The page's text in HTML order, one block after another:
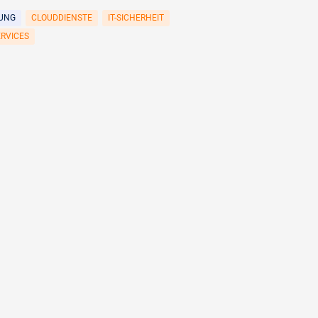
CLOUDDIENSTE
IT-SICHERHEIT